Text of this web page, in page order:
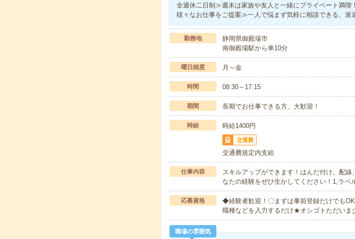
全週休二日制≫週末は家族や友人と一緒にプライベート満
様々なお仕事をご提案≫一人で悩まず気軽に相談できる、派
勤務地
静岡県御殿場市
南御殿場駅から車10分
曜日頻度 月～金
時間 08:30～17:15
期間 長期でお仕事できる方、大歓迎！
時給 時給1400円
交通費
交通費規定内支給
仕事内容
スキルアップができます！はんだ付け、配
なたの経験をぜひ生かしてください！1,ラベ
応募資格
◆経験者歓迎！〇まずは事前登録だけでも
職種などを入力するだけ★オシゴトただい
職場の雰囲気